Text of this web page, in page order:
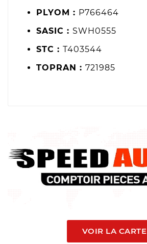
PLYOM : P766464
SASIC : SWH0555
STC : T403544
TOPRAN : 721985
VOIR LA CARTE